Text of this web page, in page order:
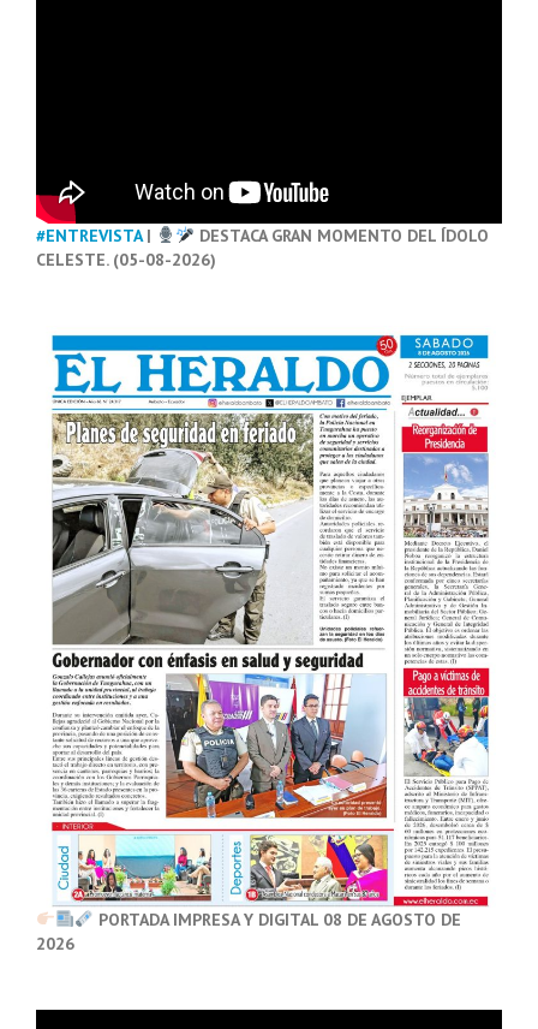
#ENTREVISTA|
DESTACA GRAN MOMENTO DEL ÍDOLO
CELESTE. (05-08-2026)
PORTADA IMPRESA Y DIGITAL 08 DE AGOSTO DE
2026